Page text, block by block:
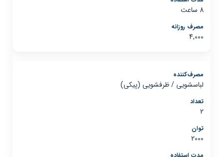
8 ساعت
4,000
لباسشویی / ظرفشویی (پیکی)
2
2000